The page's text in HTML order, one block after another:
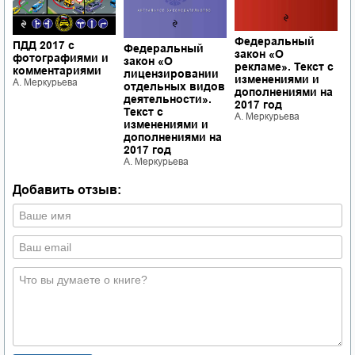
ПДД 2017 с
фотографиями и
комментариями
А. Меркурьева
Федеральный
закон «О
лицензировании
отдельных видов
деятельности».
Текст с
изменениями и
дополнениями на
2017 год
А. Меркурьева
Федеральный
закон «О
рекламе». Текст с
изменениями и
дополнениями на
2017 год
А. Меркурьева
Добавить отзыв: